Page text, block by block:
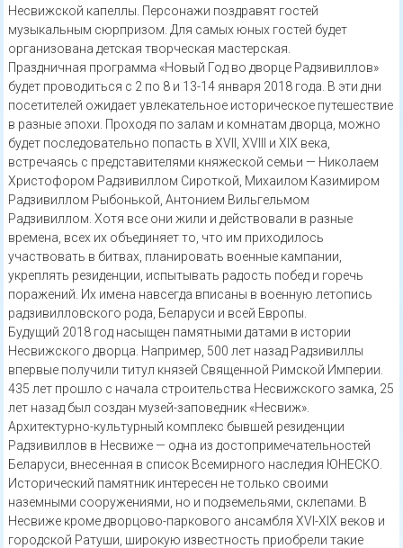
Несвижской капеллы. Персонажи поздравят гостей
музыкальным сюрпризом. Для самых юных гостей будет
организована детская творческая мастерская.
Праздничная программа «Новый Год во дворце Радзивиллов»
будет проводиться с 2 по 8 и 13-14 января 2018 года. В эти дни
посетителей ожидает увлекательное историческое путешествие
в разные эпохи. Проходя по залам и комнатам дворца, можно
будет последовательно попасть в XVII, XVIII и XIX века,
встречаясь с представителями княжеской семьи — Николаем
Христофором Радзивиллом Сироткой, Михаилом Казимиром
Радзивиллом Рыбонькой, Антонием Вильгельмом
Радзивиллом. Хотя все они жили и действовали в разные
времена, всех их объединяет то, что им приходилось
участвовать в битвах, планировать военные кампании,
укреплять резиденции, испытывать радость побед и горечь
поражений. Их имена навсегда вписаны в военную летопись
радзивилловского рода, Беларуси и всей Европы.
Будущий 2018 год насыщен памятными датами в истории
Несвижского дворца. Например, 500 лет назад Радзивиллы
впервые получили титул князей Священной Римской Империи.
435 лет прошло с начала строительства Несвижского замка, 25
лет назад был создан музей-заповедник «Несвиж».
Архитектурно-культурный комплекс бывшей резиденции
Радзивиллов в Несвиже — одна из достопримечательностей
Беларуси, внесенная в список Всемирного наследия ЮНЕСКО.
Исторический памятник интересен не только своими
наземными сооружениями, но и подземельями, склепами. В
Несвиже кроме дворцово-паркового ансамбля XVI-XIX веков и
городской Ратуши, широкую известность приобрели такие